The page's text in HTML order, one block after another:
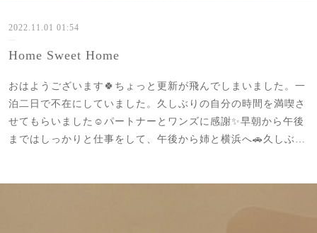
2022.11.01 01:54
Home Sweet Home
おはようございます🍀ちょっと更新が飛んでしまいました。一
泊二日で不在にしていました。久しぶりの自分の時間を満喫さ
せてもらいました☺️パートナーとワンズに感謝✨早朝から午後
まではしっかりと仕事をして、午後から姉と横浜へ🚗久しぶ…